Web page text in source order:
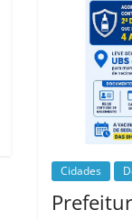
Cidades